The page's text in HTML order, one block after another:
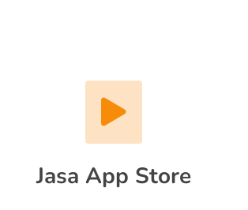
Jasa App Store